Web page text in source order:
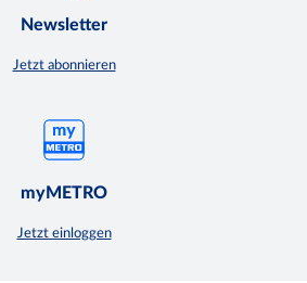
Newsletter
Jetzt abonnieren
myMETRO
Jetzt einloggen